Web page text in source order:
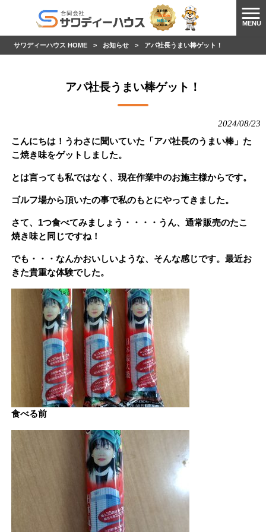
MENU
サワディーハウス HOME > お知らせ > アパ社長うまい棒ゲット！
アパ社長うまい棒ゲット！
2024/08/23
こんにちは！うわさに聞いていた「アパ社長のうまい棒」た
こ焼き味をゲットしました。
とは言っても私ではなく、現在作業中のお施主様からです。
ゴルフ場から頂いたの事で私のもとにやってきました。
さて、1つ食べてみましょう・・・・うん、通常販売のたこ
焼き味と同じですね！
でも・・・なんかおいしいような、そんな感じです。最近お
きた貴重な体験でした。
食べる前